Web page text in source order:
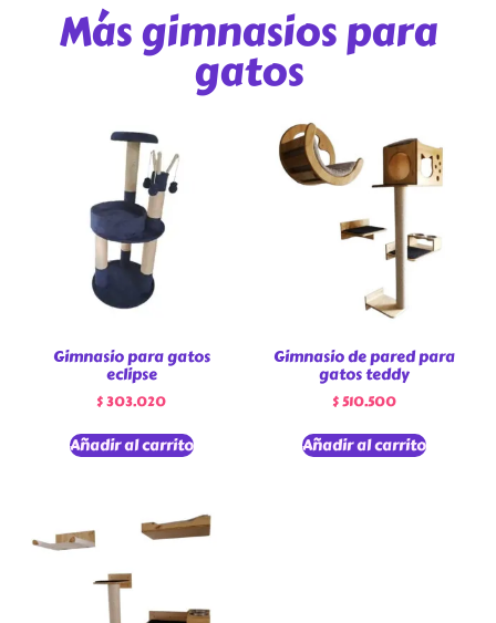
Más gimnasios para
gatos
Gimnasio para gatos
eclipse
$303.020
Añadir al carrito
Gimnasio de pared para
gatos teddy
$510.500
Añadir al carrito